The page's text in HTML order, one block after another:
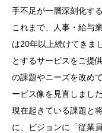
手不足が一層深刻化す
これまで、人事・給与
は20年以上続けてきま
とするサービスをご提
の課題やニーズを改め
ービス像を見直しまし
現在起きている課題と
に、ビジョンに「従業